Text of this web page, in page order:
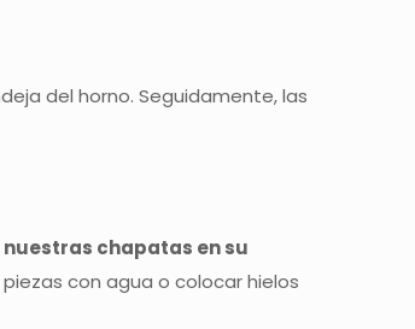
del horno. Seguidamente, las
chapatas en su
con agua o colocar hielos